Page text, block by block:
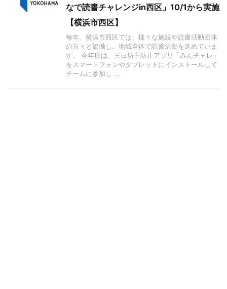
なで読書チャレンジin西区」10/1から実施
【横浜市西区】
毎年、横浜市西区では、様々な施設や読書活動団体
の方々と協働し、地域全体で読書活動を進めていま
す。 今年度は、三日坊主防止アプリ「みんチャレ」
をスマートフォンやタブレットにインストールして
チームに参加し ...